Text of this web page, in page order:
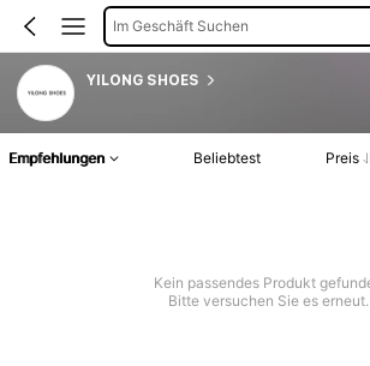
Im Geschäft Suchen
YILONG SHOES
Empfehlungen Beliebtest Preis
Kein passendes Produkt
Bitte versuchen Sie es erneut.